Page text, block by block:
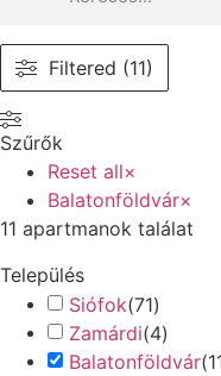
Filtered (11)
Szűrők
Reset all×
Balatonföldvár×
11 apartmanok találat
Település
Siófok(71)
Zamárdi(4)
Balatonföldvár(